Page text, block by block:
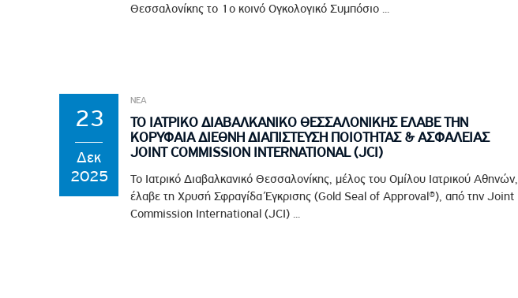
Θεσσαλονίκης το 1ο κοινό Ογκολογικό Συμπόσιο ...
23
Δεκ
2025
ΝΕΑ
ΤΟ ΙΑΤΡΙΚΟ ΔΙΑΒΑΛΚΑΝΙΚΟ ΘΕΣΣΑΛΟΝΙΚΗΣ ΕΛΑΒΕ ΤΗΝ
ΚΟΡΥΦΑΙΑ ΔΙΕΘΝΗ ΔΙΑΠΙΣΤΕΥΣΗ ΠΟΙΟΤΗΤΑΣ & ΑΣΦΑΛΕΙΑΣ
JOINT COMMISSION INTERNATIONAL (JCI)
Το Ιατρικό Διαβαλκανικό Θεσσαλονίκης, μέλος του Ομίλου Ιατρικού Αθηνών,
έλαβε τη Χρυσή Σφραγίδα Έγκρισης (Gold Seal of Approval®), από την Joint
Commission International (JCI) ...